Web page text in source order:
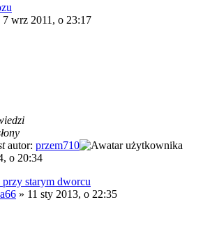
7 wrz 2011, o 23:17
autor: przem710
o 20:34
przy starym dworcu
» 11 sty 2013, o 22:35